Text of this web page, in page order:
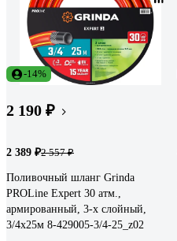
-14%
2 190 ₽
2 389 ₽2 557 ₽
Поливочный шланг Grinda
PROLine Expert 30 атм.,
армированный, 3-х слойный,
3/4х25м 8-429005-3/4-25_z02